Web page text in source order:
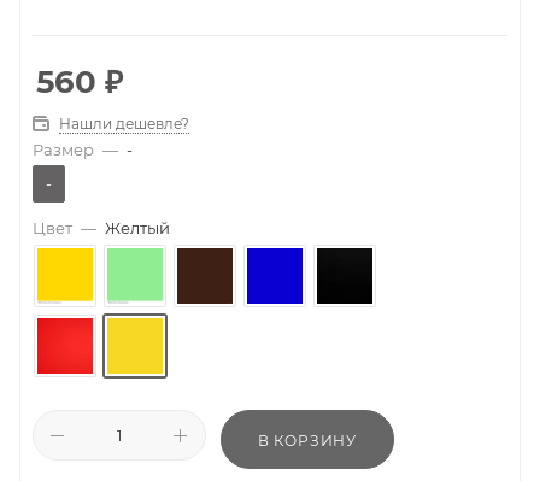
560 ₽
Нашли дешевле?
Размер — -
-
Цвет — Желтый
В КОРЗИНУ